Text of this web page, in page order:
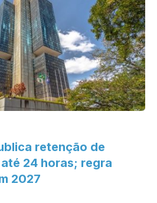
retenção de
24 horas; regra
2027